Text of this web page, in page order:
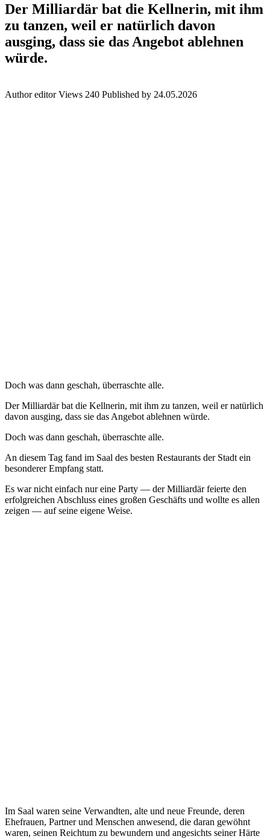
Der Milliardär bat die Kellnerin, mit ihm
zu tanzen, weil er natürlich davon
ausging, dass sie das Angebot ablehnen
würde.
Author editor Views 240 Published by 24.05.2026
Doch was dann geschah, überraschte alle.
Der Milliardär bat die Kellnerin, mit ihm zu tanzen, weil er natürlich
davon ausging, dass sie das Angebot ablehnen würde.
Doch was dann geschah, überraschte alle.
An diesem Tag fand im Saal des besten Restaurants der Stadt ein
besonderer Empfang statt.
Es war nicht einfach nur eine Party — der Milliardär feierte den
erfolgreichen Abschluss eines großen Geschäfts und wollte es allen
zeigen — auf seine eigene Weise.
Im Saal waren seine Verwandten, alte und neue Freunde, deren
Ehefrauen, Partner und Menschen anwesend, die daran gewöhnt
waren, seinen Reichtum zu bewundern und angesichts seiner Härte